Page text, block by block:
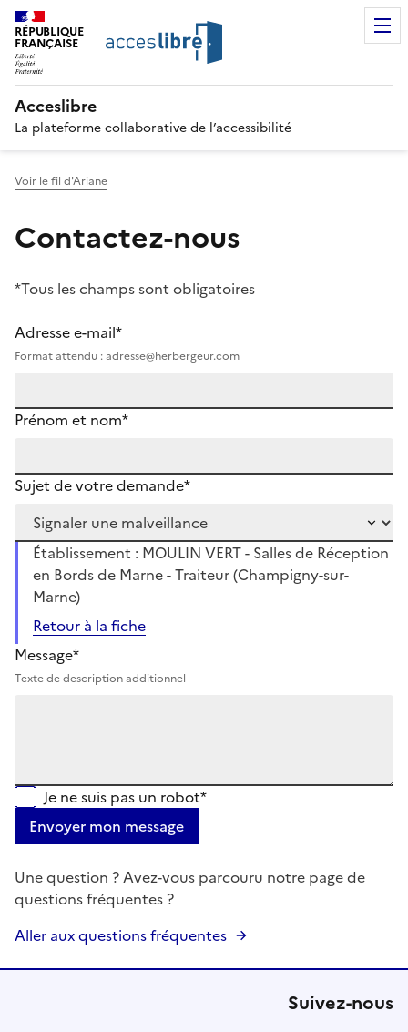
RÉPUBLIQUE
FRANÇAISE
Acceslibre
La plateforme collaborative de l’accessibilité
Voir le fil d'Ariane
Contactez-nous
*Tous les champs sont obligatoires
Adresse e-mail*
Format attendu : adresse@herbergeur.com
Prénom et nom*
Sujet de votre demande*
Établissement : MOULIN VERT - Salles de Réception
en Bords de Marne - Traiteur (Champigny-sur-
Marne)
Retour à la fiche
Message*
Texte de description additionnel
Je ne suis pas un robot*
Envoyer mon message
Une question ? Avez-vous parcouru notre page de
questions fréquentes ?
Aller aux questions fréquentes
Suivez-nous